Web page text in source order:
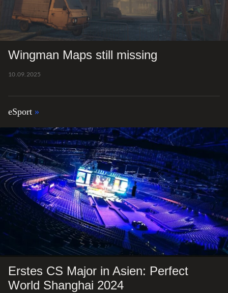
Wingman Maps still missing
10.09.2025
eSport
Erstes CS Major in Asien: Perfect
World Shanghai 2024